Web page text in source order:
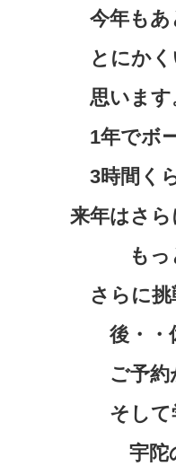
今年もあ
とにかく
思います
1年でボ
3時間く
来年はさ
もっと
さらに挑
後・・休
ご予約が
そして学
宇陀の